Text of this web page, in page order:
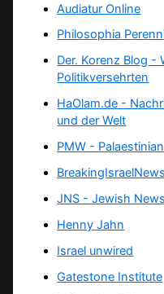
Audiatur Online
Philosophia
Der. Korenz Blog -
Politikversehrten
HaOlam.de -
und der Welt
PMW -
BreakingIsraelNews
JNS - Jewish
Henny Jahn
Israel unwired
Gatestone Institute